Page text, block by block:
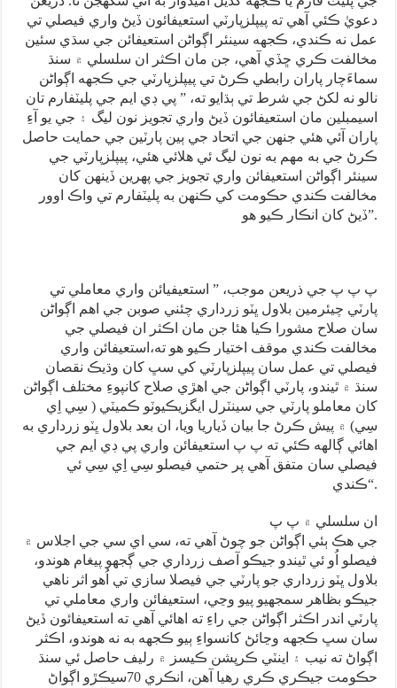
دعويٰ ڪئي آهي ته پيپلزپارٽي استعيفائون ڏيڻ واري فيصلي تي
عمل نه ڪندي، ڪجهه سينئر اڳواڻن استعيفائن جي سڌي سئين
مخالفت ڪري ڇڏي آهي، جن مان اڪثر ان سلسلي ۾ سنڌ
سماءَچار پاران رابطي ڪرڻ تي پيپلزپارٽي جي ڪجهه اڳواڻن
نالو نه لکڻ جي شرط تي ٻڌايو ته، ” پي ڊي ايم جي پليٽفارم تان
اسيمبلين مان استعيفائون ڏيڻ واري تجويز نون ليگ ۽ جي يو آءِ
پاران آئي هئي جنهن جي اتحاد جي ٻين پارٽين جي حمايت حاصل
ڪرڻ جي به مهم به نون ليگ ئي هلائي هئي، پيپلزپارٽي جي
سينئر اڳواڻن استعيفائن واري تجويز جي پهرين ڏينهن کان
مخالفت ڪندي حڪومت کي ڪنهن به پليٽفارم تي واڪ اوور
ڏيڻ کان انڪار ڪيو هو”.
پ پ پ جي ذريعن موجب، ” استعيفيائن واري معاملي تي
پارٽي چيئرمين بلاول ڀٽو زرداري چئني صوبن جي اهم اڳواڻن
سان صلاح مشورا ڪيا هئا جن مان اڪثر ان فيصلي جي
مخالفت ڪندي موقف اختيار ڪيو هو ته،استعيفائن واري
فيصلي تي عمل سان پيپلزپارٽي کي سڀ کان وڌيڪ نقصان
سنڌ ۾ ٿيندو، پارٽي اڳواڻن جي اهڙي صلاح کانپوءِ مختلف اڳواڻن
کان معاملو پارٽي جي سينٽرل ايگزيڪيوٽو ڪميٽي ( سِي اِي
سِي) ۾ پيش ڪرڻ جا بيان ڏياريا ويا، ان بعد بلاول ڀٽو زرداري به
اهائي ڳالهه ڪئي ته پ پ استعيفائن واري پي ڊي ايم جي
فيصلي سان متفق آهي پر حتمي فيصلو سِي اِي سِي ئي
ڪندي“.
ان سلسلي ۾ پ پ
جي هڪ ٻئي اڳواڻن جو چوڻ آهي ته، سي اي سي جي اجلاس ۾
فيصلو اُو ئي ٿيندو جيڪو آصف زرداري جي ڳجهو پيغام هوندو،
بلاول ڀٽو زرداري جو پارٽي جي فيصلا سازي تي اُهو اثر ناهي
جيڪو بظاهر سمجهيو پيو وڃي، استعيفائن واري معاملي تي
پارٽي اندر اڪثر اڳواڻن جي راءِ ته اهائي آهي ته استعيفائون ڏيڻ
سان سڀ ڪجهه وڃائڻ کانسواءِ ٻيو ڪجهه به نه هوندو، اڪثر
اڳواڻ ته نيب ۽ اينٽي ڪرپشن ڪيسز ۾ رليف حاصل ئي سنڌ
حڪومت جيڪري ڪري رهيا آهن، انڪري 70سيڪڙو اڳواڻ